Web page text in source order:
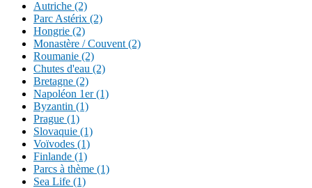
Autriche (2)
Parc Astérix (2)
Hongrie (2)
Monastère / Couvent (2)
Roumanie (2)
Chutes d'eau (2)
Bretagne (2)
Napoléon 1er (1)
Byzantin (1)
Prague (1)
Slovaquie (1)
Voïvodes (1)
Finlande (1)
Parcs à thème (1)
Sea Life (1)